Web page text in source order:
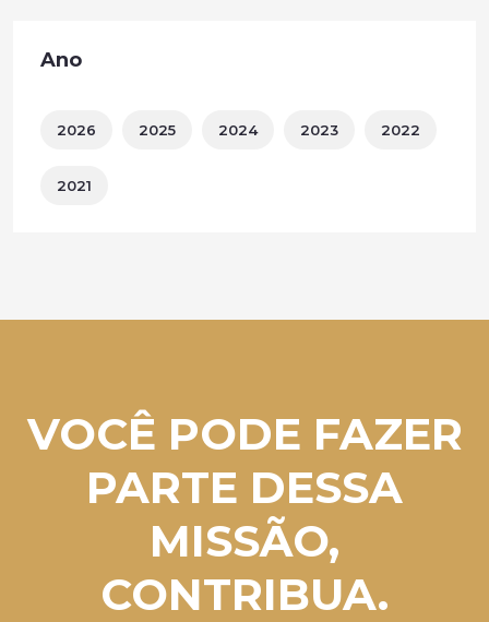
Ano
2026 2025 2024 2023 2022
2021
VOCÊ PODE FAZER
PARTE DESSA
MISSÃO,
CONTRIBUA.